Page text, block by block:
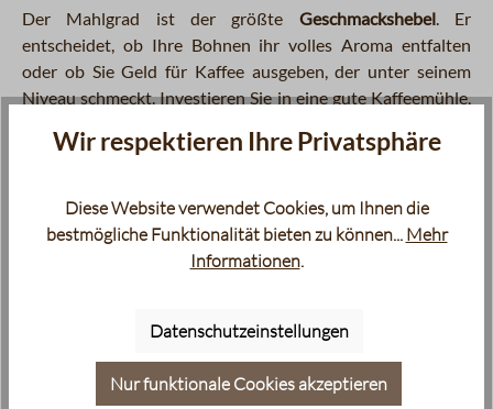
Der Mahlgrad ist der größte Geschmackshebel. Er
entscheidet, ob Ihre Bohnen ihr volles Aroma entfalten
oder ob Sie Geld für Kaffee ausgeben, der unter seinem
Niveau schmeckt. Investieren Sie in eine gute Kaffeemühle,
den Unterschied.
Noch unsicher, welche Bohne zu Ihrem Setup passt?
UnsereProbiersetsenthalten verschiedene Sorten.
Probieren Sie sich durch und finden Sie Ihren Favoriten.
Latte Art Fans: Ohne den richtigen Espresso
Muster in der Tasse.
Wir respektieren Ihre Privatsphäre
Diese Website verwendet Cookies, um Ihnen die
bestmögliche Funktionalität bieten zu können... Mehr
Informationen.
Datenschutzeinstellungen
Nur funktionale Cookies akzeptieren